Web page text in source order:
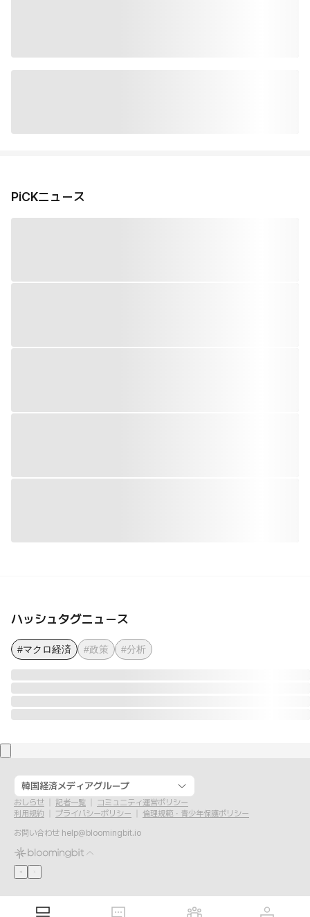
PiCKニュース
ハッシュタグニュース
#マクロ経済 #政策 #分析
韓国経済メディアグループ
おしらせ 記者一覧
コミュニティ運営ポリシー
利用規約
プライバシーポリシー
倫理規範・青少年保護ポリシー
お問い合わせ help@bloomingbit.io